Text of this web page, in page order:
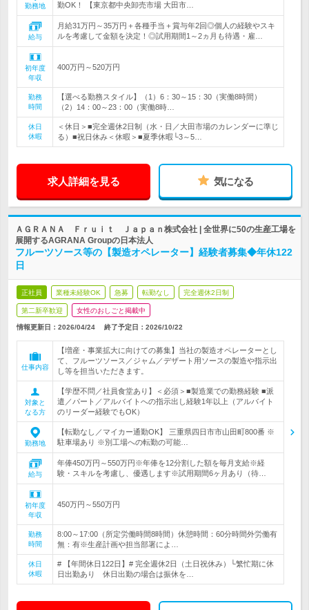
勤務地
勤OK！ 【東京都中央卸売市場 大田市…
給与
月給31万円～35万円＋各種手当＋賞与年2回◎個人の経験やスキ
ルを考慮して金額を決定！◎試用期間1～2ヵ月も待遇・雇…
初年度
年収
400万円～520万円
勤務
時間
【選べる勤務スタイル】（1）6：30～15：30（実働8時間）
（2）14：00～23：00（実働8時…
休日
休暇
＜休日＞■完全週休2日制（水・日／大田市場のカレンダーに準じ
る）■祝日休み＜休暇＞■夏季休暇└3～5…
求人詳細を見る 気になる
ＡＧＲＡＮＡ Ｆｒｕｉｔ Ｊａｐａｎ株式会社 | 全世界に50の生産工場を
展開するAGRANA Groupの日本法人
フルーツソース等の【製造オペレーター】経験者募集◆年休122
日
正社員 業種未経験OK 急募 転勤なし 完全週休2日制
第二新卒歓迎 女性のおしごと掲載中
情報更新日：2026/04/24 終了予定日： 2026/10/22
仕事内容
【増産・事業拡大に向けての募集】当社の製造オペレーターとし
て、フルーツソース／ジャム／デザート用ソースの製造や指示出
し等を担当いただきます。
対象と
なる方
【学歴不問／社員食堂あり】＜必須＞■製造業での勤務経験 ■派
遣／パート／アルバイトへの指示出し経験1年以上（アルバイト
のリーダー経験でもOK）
勤務地
【転勤なし／マイカー通勤OK】 三重県四日市市山田町800番 ※
駐車場あり ※別工場への転勤の可能…
給与
年俸450万円～550万円※年俸を12分割した額を毎月支給※経
験・スキルを考慮し、優遇します※試用期間6ヶ月あり（待…
初年度
年収
450万円～550万円
勤務
時間
8:00～17:00（所定労働時間8時間）休憩時間：60分時間外労働有
無：有※生産計画や担当部署によ…
休日
休暇
# 【年間休日122日】# 完全週休2日（土日祝休み）└繁忙期に休
日出勤あり 休日出勤の場合は振休を…